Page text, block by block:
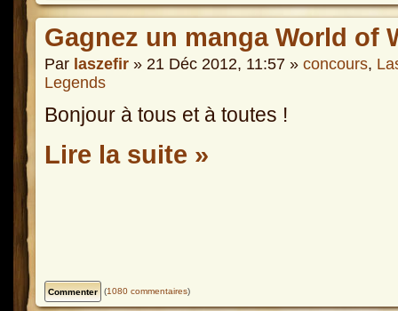
Gagnez un manga World of
Par laszefir » 21 Déc 2012, 11:57 » concours,
Legends
Bonjour à tous et à toutes !
Lire la suite »
(1080 commentaires)